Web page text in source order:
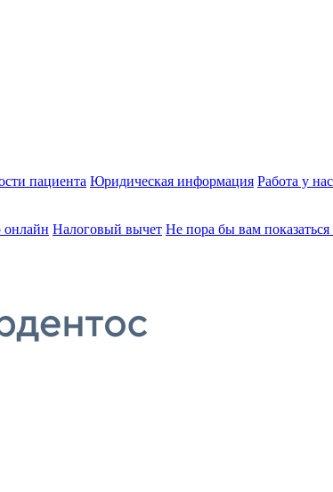
пациента Юридическая информация Работа у нас
онлайн Налоговый вычет Не пора бы вам показаться